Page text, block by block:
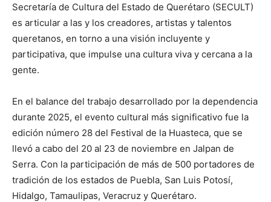
Secretaría de Cultura del Estado de Querétaro (SECULT)
es articular a las y los creadores, artistas y talentos
queretanos, en torno a una visión incluyente y
participativa, que impulse una cultura viva y cercana a la
gente.
En el balance del trabajo desarrollado por la dependencia
durante 2025, el evento cultural más significativo fue la
edición número 28 del Festival de la Huasteca, que se
llevó a cabo del 20 al 23 de noviembre en Jalpan de
Serra. Con la participación de más de 500 portadores de
tradición de los estados de Puebla, San Luis Potosí,
Hidalgo, Tamaulipas, Veracruz y Querétaro.